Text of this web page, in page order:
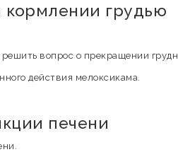
грудью
вопрос о прекращении
действия мелоксикама.
печени